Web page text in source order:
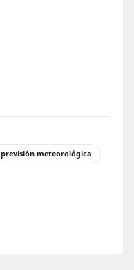
previsión meteorológica